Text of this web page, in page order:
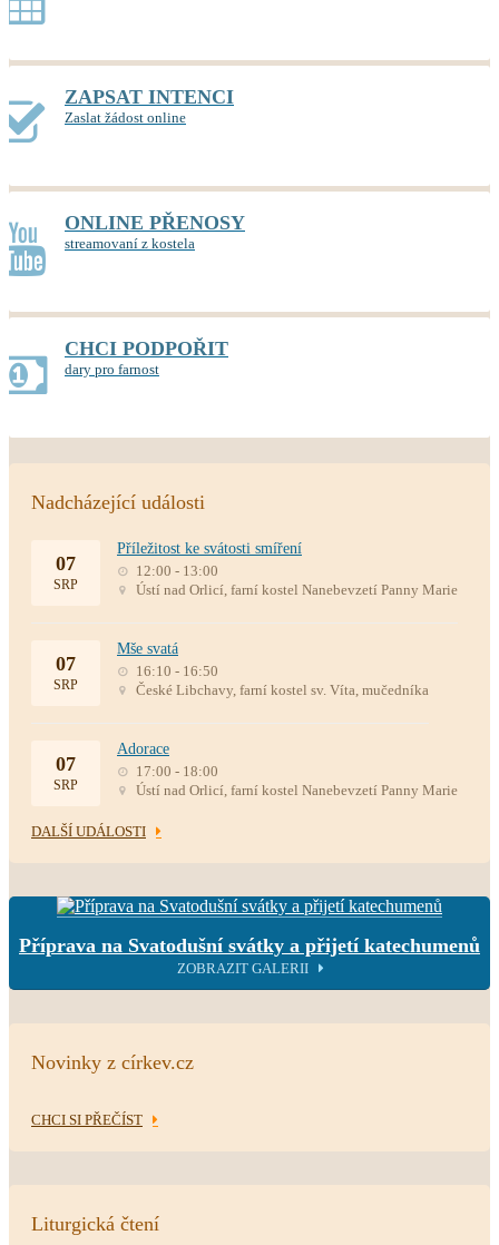
ZAPSAT INTENCI
Zaslat žádost online
ONLINE PŘENOSY
streamovaní z kostela
CHCI PODPOŘIT
dary pro farnost
Nadcházející události
07
SRP
Příležitost ke svátosti smíření
12:00 - 13:00
Ústí nad Orlicí, farní kostel Nanebevzetí Panny Marie
07
SRP
Mše svatá
16:10 - 16:50
České Libchavy, farní kostel sv. Víta, mučedníka
07
SRP
Adorace
17:00 - 18:00
Ústí nad Orlicí, farní kostel Nanebevzetí Panny Marie
DALŠÍ UDÁLOSTI
Příprava na Svatodušní svátky a přijetí katechumenů
ZOBRAZIT GALERII
Novinky z církev.cz
CHCI SI PŘEČÍST
Liturgická čtení